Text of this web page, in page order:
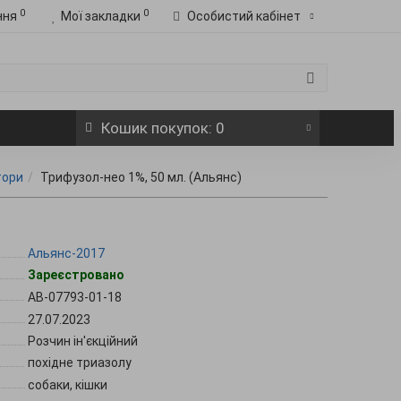
0 Мої закладки 0 Особистий кабінет
Кошикпокупок: 0
Трифузол-нео 1%, 50 мл. (Альянс)
Альянс-2017
Зареєстровано
АВ-07793-01-18
27.07.2023
Розчин ін'єкційний
похідне триазолу
собаки, кішки